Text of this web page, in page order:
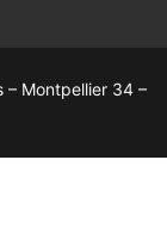
– Montpellier 34 –